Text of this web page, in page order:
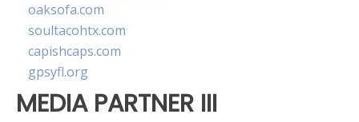
oaksofa.com
soultacohtx.com
capishcaps.com
gpsyfl.org
MEDIA PARTNER III